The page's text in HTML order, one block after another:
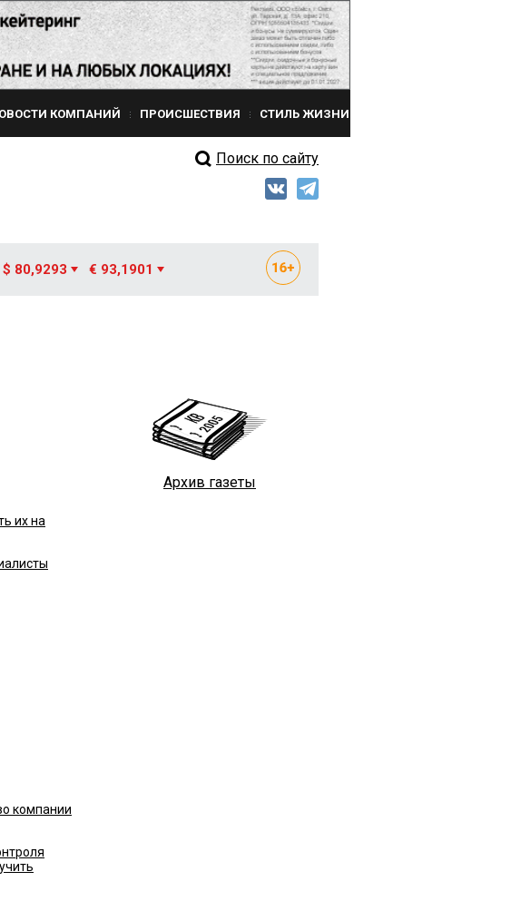
КОМПАНИЙ ПРОИСШЕСТВИЯ СТИЛЬ ЖИЗНИ
Поиск по сайту
$ 80,9293 € 93,1901
их на
компании
Архив газеты